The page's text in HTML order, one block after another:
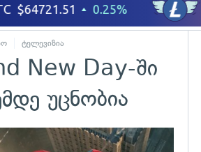
ტელევიზია
New Day-ში
უცნობია